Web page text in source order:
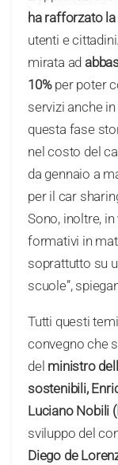
ha rafforzato
utenti e
mirata ad
10%per poter
servizi anche
questa fase
nel costo del
da gennaio a
per il car
Sono, inoltre,
formativi in
soprattutto su
scuole”,
Tutti questi
convegno che
del ministro
sostenibili,
Luciano Nobili
sviluppo del
Diego de